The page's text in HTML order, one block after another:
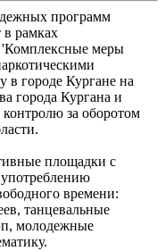
программ
в рамках
меры
в городе Кургане на
города Кургана и
за оборотом
площадки с
времени:
танцевальные
молодежные